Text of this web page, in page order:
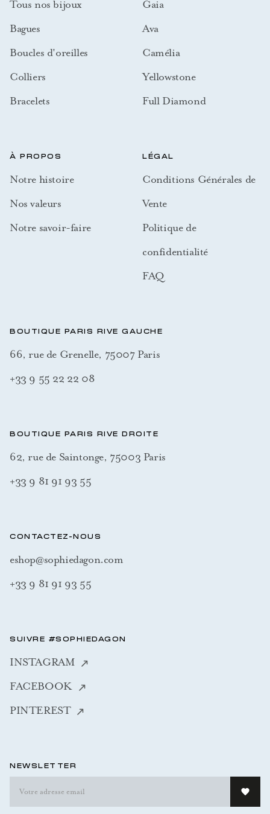
Tous nos bijoux
Bagues
Boucles d'oreilles
Colliers
Bracelets
Gaia
Ava
Camélia
Yellowstone
Full Diamond
À PROPOS
Notre histoire
Nos valeurs
Notre savoir-faire
LÉGAL
Conditions Générales de
Vente
Politique de
confidentialité
FAQ
BOUTIQUE PARIS RIVE GAUCHE
66, rue de Grenelle, 75007 Paris
+33 9 55 22 22 08
BOUTIQUE PARIS RIVE DROITE
62, rue de Saintonge, 75003 Paris
+33 9 81 91 93 55
CONTACTEZ-NOUS
eshop@sophiedagon.com
+33 9 81 91 93 55
SUIVRE #SOPHIEDAGON
INSTAGRAM
FACEBOOK
PINTEREST
NEWSLETTER